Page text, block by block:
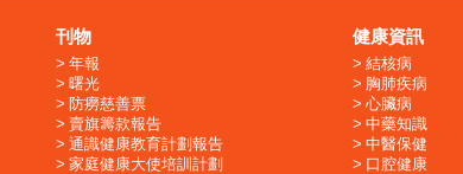
刊物
年報
曙光
防癆慈善票
賣旗籌款報告
通識健康教育計劃報告
家庭健康大使培訓計劃
健康資訊
結核病
胸肺疾病
心臟病
中藥知識
中醫保健
口腔健康